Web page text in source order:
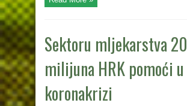
Sektoru mljekarstva 20
milijuna HRK pomoći u
koronakrizi